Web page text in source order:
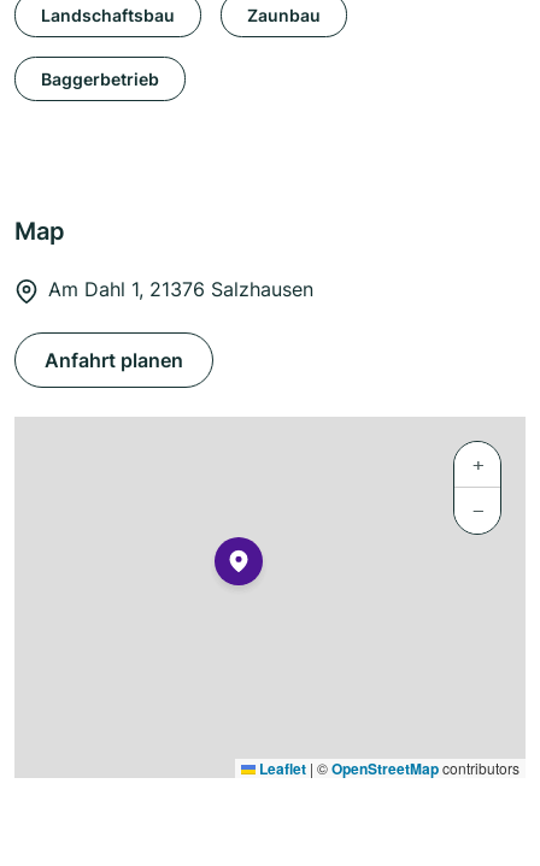
Landschaftsbau Zaunbau
Baggerbetrieb
Map
Am Dahl 1, 21376 Salzhausen
Anfahrt planen
+
−
Leaflet | ©OpenStreetMapcontributors